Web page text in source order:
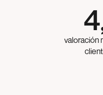
valoración